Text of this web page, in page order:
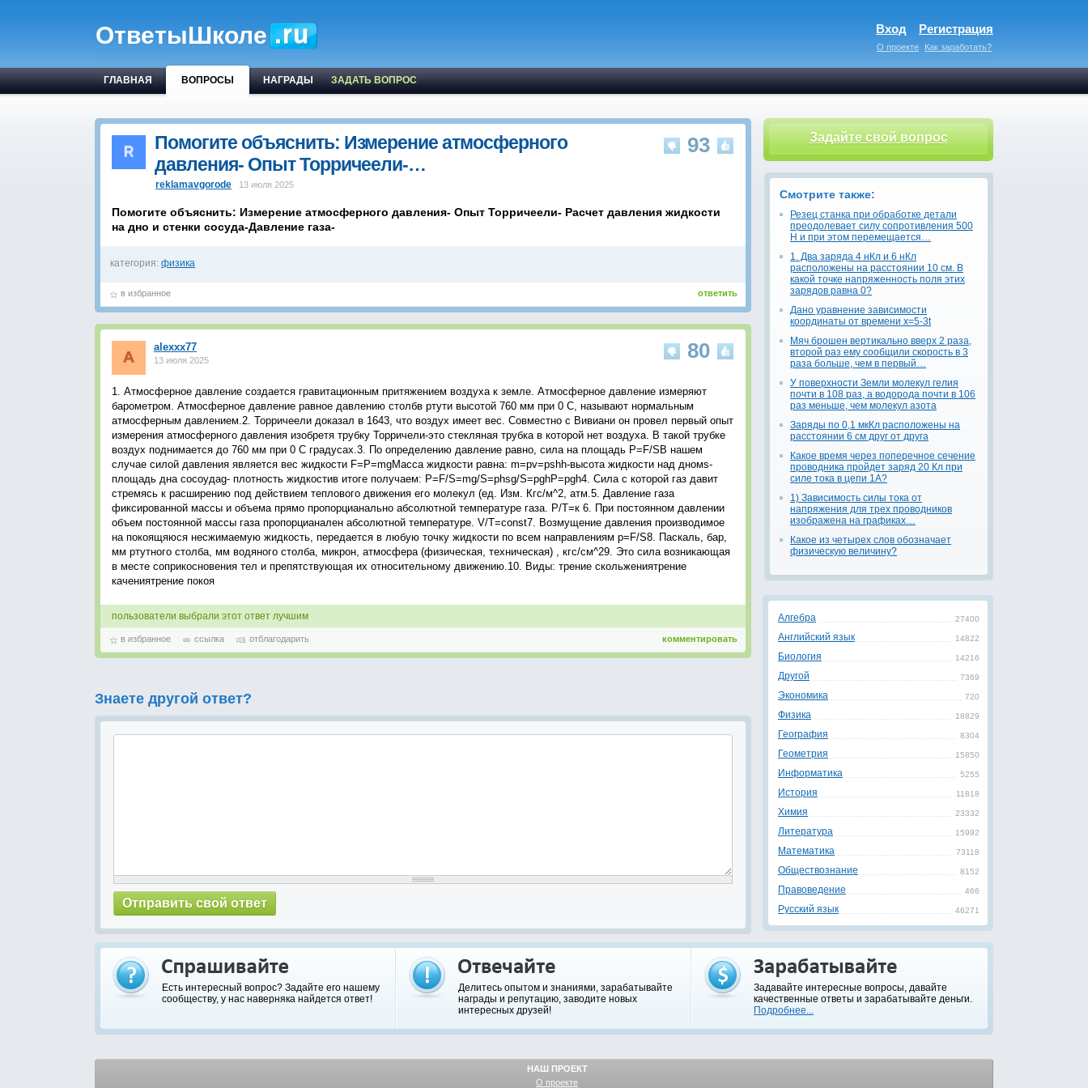
ОтветыШколе Вход Регистрация
О проекте Как заработать?
ГЛАВНАЯ ВОПРОСЫ НАГРАДЫ ЗАДАТЬ ВОПРОС
93
Помогите объяснить: Измерение атмосферного
давления- Опыт Торричеели-…
reklamavgorode 13 июля 2025
Помогите объяснить: Измерение атмосферного давления- Опыт Торричеели- Расчет давления жидкости
на дно и стенки сосуда-Давление газа-
категория: физика
ответить
в избранное
80
alexxx77
13 июля 2025
1. Атмосферное давление создается гравитационным притяжением воздуха к земле. Атмосферное давление измеряют
барометром. Атмосферное давление равное давлению столбв ртути высотой 760 мм при 0 С, называют нормальным
атмосферным давлением.2. Торричеели доказал в 1643, что воздух имеет вес. Совместно с Вивиани он провел первый опыт
измерения атмосферного давления изобретя трубку Торричели-это стекляная трубка в которой нет воздуха. В такой трубке
воздух поднимается до 760 мм при 0 С градусах.3. По определению давление равно, сила на площадь Р=F/SВ нашем
случае силой давления является вес жидкости F=P=mgМасса жидкости равна: m=pv=pshh-высота жидкости над дномs-
площадь дна сосоудаg- плотность жидкостив итоге получаем: P=F/S=mg/S=phsg/S=pghP=pgh4. Сила с которой газ давит
стремясь к расширению под действием теплового движения его молекул (ед. Изм. Кгс/м^2, атм.5. Давление газа
фиксированной массы и объема прямо пропорцианально абсолютной температуре газа. Р/Т=к 6. При постоянном давлении
объем постоянной массы газа пропорцианален абсолютной температуре. V/T=const7. Возмущение давления производимое
на покоящяюся несжимаемую жидкость, передается в любую точку жидкости по всем направлениям p=F/S8. Паскаль, бар,
мм ртутного столба, мм водяного столба, микрон, атмосфера (физическая, техническая) , кгс/см^29. Это сила возникающая
в месте соприкосновения тел и препятствующая их относительному движению.10. Виды: трение скольжениятрение
качениятрение покоя
пользователи выбрали этот ответ лучшим
комментировать
в избранное ссылка отблагодарить
Знаете другой ответ?
Задайте свой вопрос
Смотрите также:
Резец станка при обработке детали
преодолевает силу сопротивления 500
Н и при этом перемещается…
1. Два заряда 4 нКл и 6 нКл
расположены на расстоянии 10 см. В
какой точке напряженность поля этих
зарядов равна 0?
Дано уравнение зависимости
координаты от времени х=5-3t
Мяч брошен вертикально вверх 2 раза,
второй раз ему сообщили скорость в 3
раза больше, чем в первый…
У поверхности Земли молекул гелия
почти в 108 раз, а водорода почти в 106
раз меньше, чем молекул азота
Заряды по 0,1 мкКл расположены на
расстоянии 6 см друг от друга
Какое время через поперечное сечение
проводника пройдет заряд 20 Кл при
силе тока в цепи 1А?
1) Зависимость силы тока от
напряжения для трех проводников
изображена на графиках…
Какое из четырех слов обозначает
физическую величину?
27400
Алгебра
14822
Английский язык
14216
Биология
7369
Другой
720
Экономика
18829
Физика
8304
География
15850
Геометрия
5255
Информатика
11818
История
23332
Химия
15992
Литература
73118
Математика
8152
Обществознание
466
Правоведение
46271
Русский язык
Есть интересный вопрос? Задайте его нашему
сообществу, у нас наверняка найдется ответ!
Делитесь опытом и знаниями, зарабатывайте
награды и репутацию, заводите новых
интересных друзей!
Задавайте интересные вопросы, давайте
качественные ответы и зарабатывайте деньги.
Подробнее...
НАШ ПРОЕКТ
О проекте